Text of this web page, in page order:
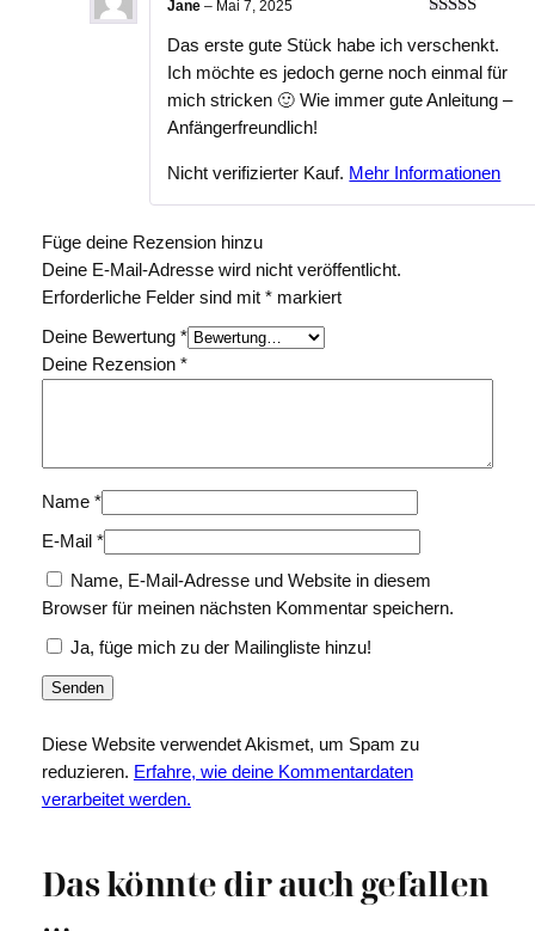
mit5von 5
Jane– Mai 7, 2025
Das erste gute Stück habe ich verschenkt.
Ich möchte es jedoch gerne noch einmal für
mich stricken 🙂 Wie immer gute Anleitung –
Anfängerfreundlich!
Nicht verifizierter Kauf. Mehr Informationen
Füge deine Rezension hinzu
Deine E-Mail-Adresse wird nicht veröffentlicht.
Erforderliche Felder sind mit *markiert
Deine Bewertung *
Deine Rezension *
Name *
E-Mail *
Name, E-Mail-Adresse und Website in diesem
Browser für meinen nächsten Kommentar speichern.
Ja, füge mich zu der Mailingliste hinzu!
Diese Website verwendet Akismet, um Spam zu
reduzieren. Erfahre, wie deine Kommentardaten
verarbeitet werden.
Das könnte dir auch gefallen
…